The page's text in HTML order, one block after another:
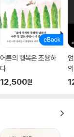
어른의 행복은 조용하
다
12,500원